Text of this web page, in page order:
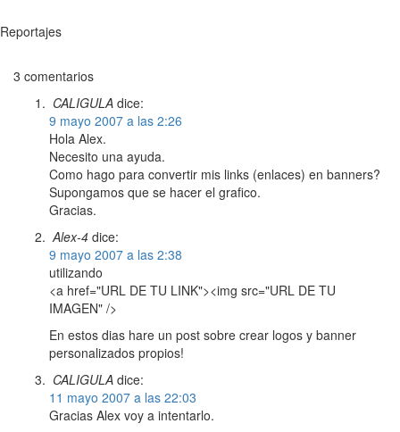
Reportajes
3 comentarios
CALIGULA dice:
9 mayo 2007 a las 2:26
Hola Alex.
Necesito una ayuda.
Como hago para convertir mis links (enlaces) en banners?
Supongamos que se hacer el grafico.
Gracias.
Alex-4 dice:
9 mayo 2007 a las 2:38
utilizando
<a href="URL DE TU LINK"><img src="URL DE TU
IMAGEN" />
En estos dias hare un post sobre crear logos y banner
personalizados propios!
CALIGULA dice:
11 mayo 2007 a las 22:03
Gracias Alex voy a intentarlo.